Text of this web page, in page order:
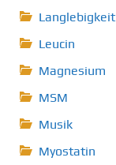
Langlebigkeit
Leucin
Magnesium
MSM
Musik
Myostatin